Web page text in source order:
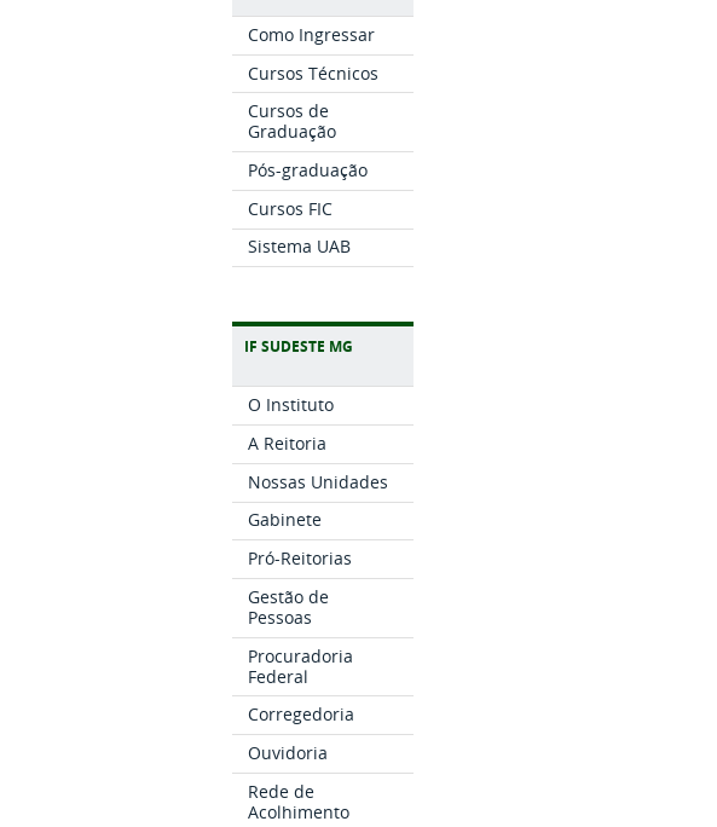
Como Ingressar
Cursos Técnicos
Cursos de
Graduação
Pós-graduação
Cursos FIC
Sistema UAB
IF SUDESTE MG
O Instituto
A Reitoria
Nossas Unidades
Gabinete
Pró-Reitorias
Gestão de
Pessoas
Procuradoria
Federal
Corregedoria
Ouvidoria
Rede de
Acolhimento